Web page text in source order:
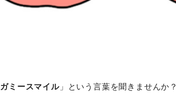
ガミースマイル」という言葉を聞きませんか？